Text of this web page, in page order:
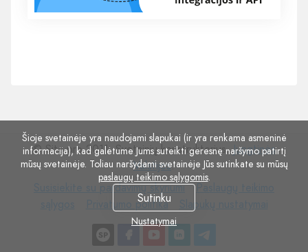
© Site.pro 2011. Svetainių konstruktorius.Jungtinės
Valstijos.
Susisiekite su pardavimų skyriumi
Paslaugų
Paslaugų teikimo
Privatumo politika
Šioje svetainėje yra naudojami slapukai (ir yra renkama asmeninė
informacija), kad galėtume Jums suteikti geresnę naršymo patirtį
mūsų svetainėje. Toliau naršydami svetainėje Jūs sutinkate su mūsų
paslaugų teikimo sąlygomis.
Sutinku
Nustatymai